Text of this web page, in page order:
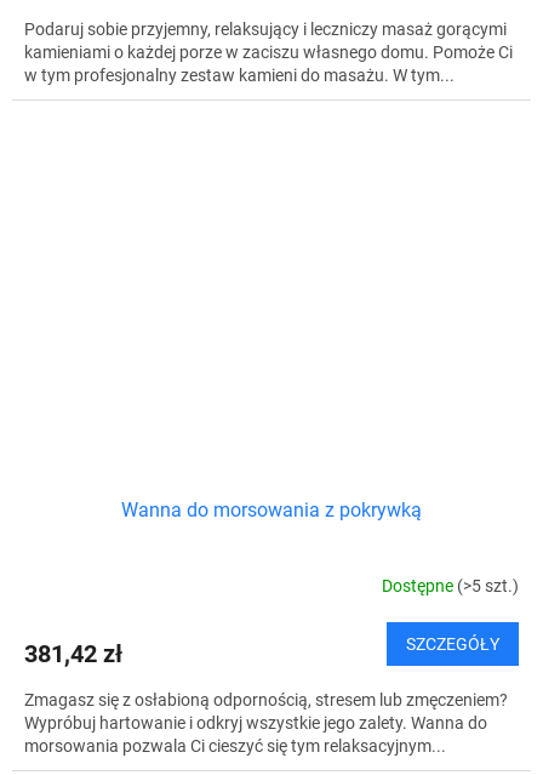
Podaruj sobie przyjemny, relaksujący i leczniczy masaż gorącymi
kamieniami o każdej porze w zaciszu własnego domu. Pomoże Ci
w tym profesjonalny zestaw kamieni do masażu. W tym...
Wanna do morsowania z pokrywką
Dostępne (>5 szt.)
381,42 zł SZCZEGÓŁY
Zmagasz się z osłabioną odpornością, stresem lub zmęczeniem?
Wypróbuj hartowanie i odkryj wszystkie jego zalety. Wanna do
morsowania pozwala Ci cieszyć się tym relaksacyjnym...